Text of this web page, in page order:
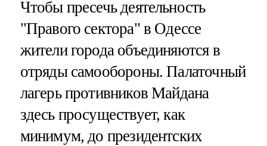
Чтобы пресечь деятельность
"Правого сектора" в Одессе
жители города объединяются в
отряды самообороны. Палаточный
лагерь противников Майдана
здесь просуществует, как
минимум, до президентских